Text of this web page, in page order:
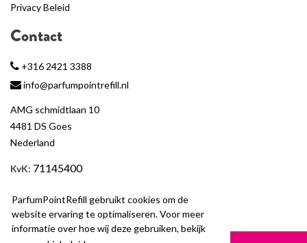
ParfumPointRefill gebruikt cookies om de
website ervaring te optimaliseren. Voor meer
informatie over hoe wij deze gebruiken, bekijk
Privacy Beleid
Contact
+316 2421 3388
info@parfumpointrefill.nl
AMG schmidtlaan 10
4481 DS Goes
Nederland
KvK: 71145400